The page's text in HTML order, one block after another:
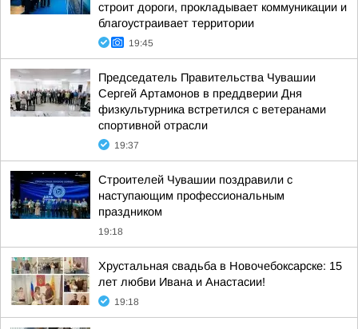
строит дороги, прокладывает коммуникации и
благоустраивает территории
19:45
Председатель Правительства Чувашии
Сергей Артамонов в преддверии Дня
физкультурника встретился с ветеранами
спортивной отрасли
19:37
Строителей Чувашии поздравили с
наступающим профессиональным
праздником
19:18
Хрустальная свадьба в Новочебоксарске: 15
лет любви Ивана и Анастасии!
19:18